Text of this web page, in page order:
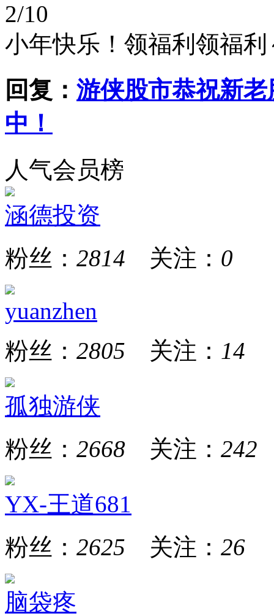
2/10
小年快乐！领福利领福利
回复： 游侠股市恭祝新
中！
人气会员榜
涵德投资
粉丝： 2814 关注： 0
yuanzhen
粉丝： 2805 关注： 14
孤独游侠
粉丝： 2668 关注： 242
YX-王道681
粉丝： 2625 关注： 26
脑袋疼